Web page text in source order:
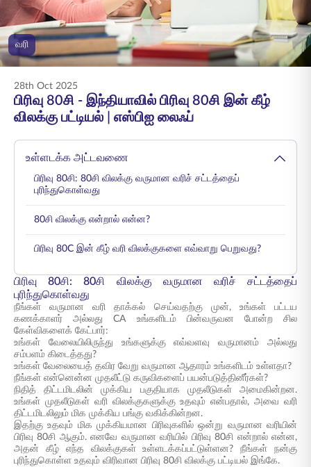
ENGLISH
ஆன்லைனில் வாங்குங்கள் பிரீமியம் செலுத்துங்கள்
வரி
28th Oct 2025
பிரிவு 80சி - இந்தியாவில் பிரிவு 80சி இன் கீழ்
விலக்கு பட்டியல் | எஸ்பிஐ லைஃப்
உள்ளடக்க அட்டவணை
பிரிவு 80சி: 80சி விலக்கு வருமான வரிச் சட்டத்தைப்
புரிந்துகொள்வது
80சி விலக்கு என்றால் என்ன?
பிரிவு 80C இன் கீழ் வரி விலக்குகளை எவ்வாறு பெறுவது?
பிரிவு 80சி: 80சி விலக்கு வருமான வரிச் சட்டத்தைப்
புரிந்துகொள்வது
நீங்கள் வருமான வரி தாக்கல் செய்வதற்கு முன், உங்கள் பட்டய
கணக்காளர் அல்லது CA உங்களிடம் பின்வருவன போன்ற சில
கேள்விகளைக் கேட்பார்:
உங்கள் வேலையிலிருந்து உங்களுக்கு எவ்வளவு வருமானம் அல்லது
சம்பளம் கிடைத்தது?
உங்கள் வேலையைத் தவிர வேறு வருமான ஆதாரம் உங்களிடம் உள்ளதா?
நீங்கள் என்னென்ன முதலீட்டு கருவிகளைப் பயன்படுத்தினீர்கள்?
நிதித் திட்டமிடலின் முக்கிய பகுதியாக முதலீடுகள் அமைகின்றன.
உங்கள் முதலீடுகள் வரி விலக்குகளுக்கு உதவும் என்பதால், அவை வரி
திட்டமிடலிலும் மிக முக்கிய பங்கு வகிக்கின்றன.
இதற்கு உதவும் மிக முக்கியமான பிரிவுகளில் ஒன்று வருமான வரியின்
பிரிவு 80சி ஆகும். எனவே வருமான வரியில் பிரிவு 80சி என்றால் என்ன,
அதன் கீழ் எந்த விலக்குகள் உள்ளடக்கப்பட்டுள்ளன? நீங்கள் நன்கு
புரிந்துகொள்ள உதவும் விரிவான பிரிவு 80சி விலக்கு பட்டியல் இங்கே.